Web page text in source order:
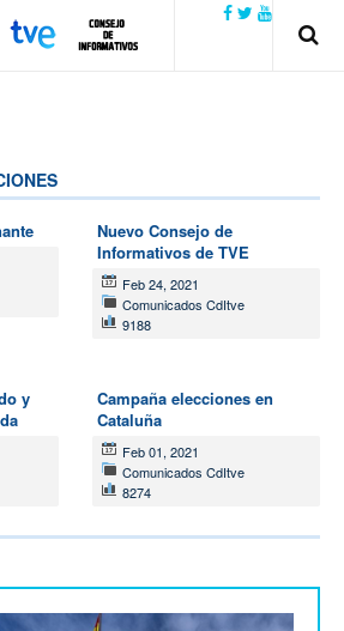
bg { background: #0445b9
0 0 no-repeat; color: #eaeaea; padding:
Nuevo Consejo de
Informativos de TVE
Feb 24, 2021
Comunicados CdItve
9188
y
Campaña elecciones en
Cataluña
Feb 01, 2021
Comunicados CdItve
8274